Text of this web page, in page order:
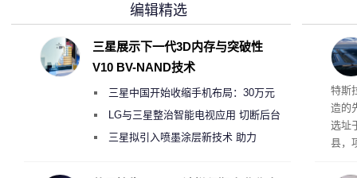
特斯
造的
选址
县，
编辑精选
三星展示下一代3D内存与突破性
V10 BV-NAND技术
三星中国开始收缩手机布局：30万元
月销售额不达标门店 将被逐步清退
LG与三星整治智能电视应用 切断后台
偷偷共享带宽的违规行为
三星拟引入喷墨涂层新技术 助力